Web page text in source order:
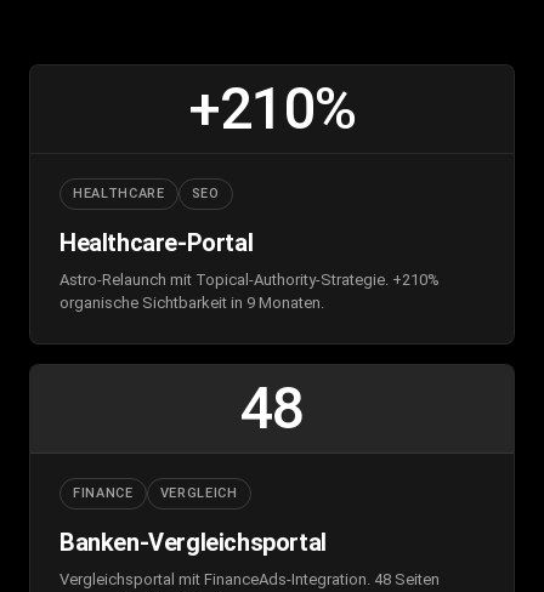
+210%
HEALTHCARE SEO
Healthcare-Portal
Astro-Relaunch mit Topical-Authority-Strategie. +210%
organische Sichtbarkeit in 9 Monaten.
48
FINANCE VERGLEICH
Banken-Vergleichsportal
Vergleichsportal mit FinanceAds-Integration. 48 Seiten